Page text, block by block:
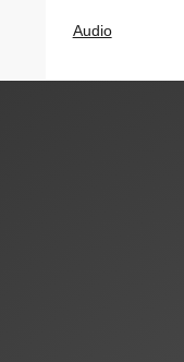
Audio